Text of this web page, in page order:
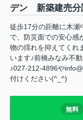
デン 新築建売分
徒歩17分の距離に木瀬
で、防災面での安心感
物の揺れを抑えてくれ
います♪前橋みなみ不
♪027-212-4896や
付けください(^_^)
無料